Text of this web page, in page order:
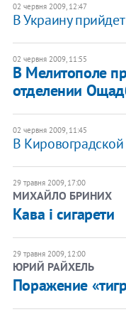
02 червня 2009, 12:47
В Украину
02 червня 2009, 11:55
В Мелитополе
отделении
02 червня 2009, 11:45
В
29 травня 2009, 17:00
МИХАЙЛО БРИНИХ
Кава і сигарети
29 травня 2009, 12:00
ЮРИЙ РАЙХЕЛЬ
Поражение